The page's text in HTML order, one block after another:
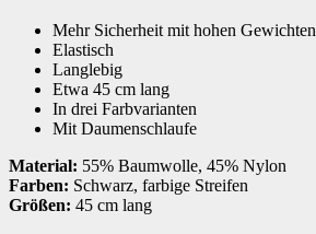
Mehr Sicherheit mit hohen Gewichten
Elastisch
Langlebig
Etwa 45 cm lang
In drei Farbvarianten
Mit Daumenschlaufe
Material: 55% Baumwolle, 45% Nylon
Farben: Schwarz, farbige Streifen
Größen: 45 cm lang